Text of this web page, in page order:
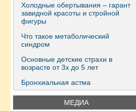
Холодные обертывания – гарант
завидной красоты и стройной
фигуры
Что такое метаболический
синдром
Основные детские страхи в
возрасте от 3х до 5 лет
Бронхиальная астма
МЕДИА